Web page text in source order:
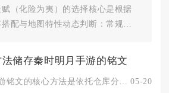
（化险为夷）的选择核心是根据
配与地图特性动态判断：常规局
储存秦时明月手游的铭文
05-20